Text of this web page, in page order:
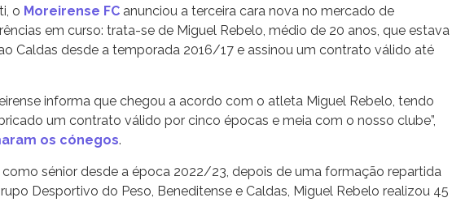
o Moreirense FC anunciou a terceira cara nova no mercado de
em curso: trata-se de Miguel Rebelo, médio de 20 anos, que estava
Caldas desde a temporada 2016/17 e assinou um contrato válido até
informa que chegou a acordo com o atleta Miguel Rebelo, tendo
um contrato válido por cinco épocas e meia com o nosso clube”,
os cónegos.
como sénior desde a época 2022/23, depois de uma formação repartida
Desportivo do Peso, Beneditense e Caldas, Miguel Rebelo realizou 45